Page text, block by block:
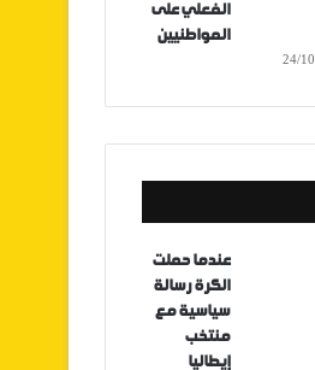
الفعلي على
المواطنيين
24/
عندما حملت
الكرة رسالة
سياسية مع
منتخب
إيطاليا